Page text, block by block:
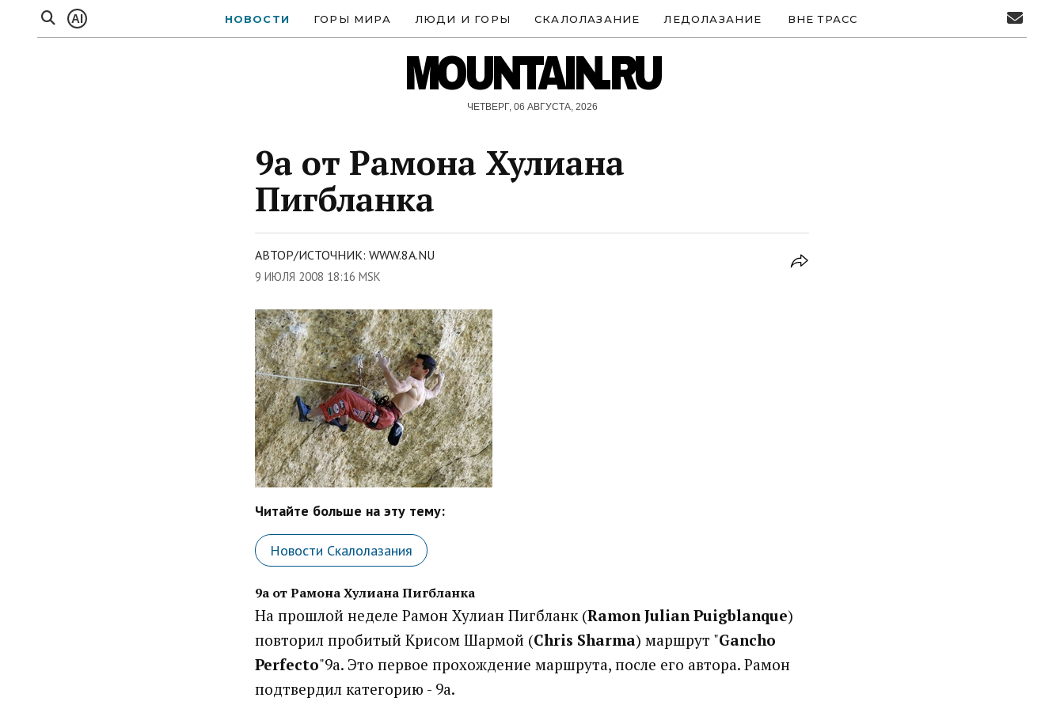
AI НОВОСТИ ГОРЫ МИРА ЛЮДИ И ГОРЫ СКАЛОЛАЗАНИЕ ЛЕДОЛАЗАНИЕ ВНЕ ТРАСС
MOUNTAIN.RU
ЧЕТВЕРГ, 06 АВГУСТА, 2026
9a от Рамона Хулиана
Пигбланка
АВТОР/ИСТОЧНИК: WWW.8A.NU
9 ИЮЛЯ 2008 18:16 MSK
Читайте больше на эту тему:
Новости Скалолазания
9a от Рамона Хулиана Пигбланка
На прошлой неделе Рамон Хулиан Пигбланк (Ramоn Julian Puigblanque)
повторил пробитый Крисом Шармой (Chris Sharma) маршрут "Gancho
Perfecto"9а. Это первое прохождение маршрута, после его автора. Рамон
подтвердил категорию - 9а.